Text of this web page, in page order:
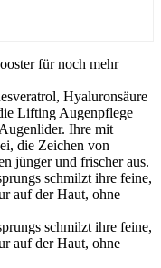
für noch mehr
Hyaluronsäure
Lifting Augenpflege
Ihre mit
die Zeichen von
jünger und frischer aus.
schmilzt ihre feine,
auf der Haut, ohne
schmilzt ihre feine,
auf der Haut, ohne